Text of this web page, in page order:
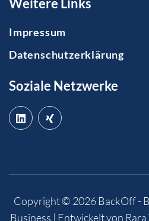
Impressum
Datenschutzerklärung
Soziale Netzwerke
Copyright © 2026BackOff -
Business | Entwickelt von